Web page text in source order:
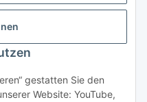
gestatten Sie den
Website: YouTube,